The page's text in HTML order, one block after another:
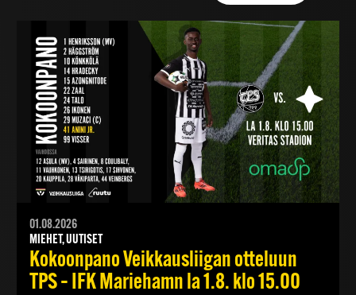
01.08.2026
MIEHET, UUTISET
Kokoonpano Veikkausliigan otteluun
TPS – IFK Mariehamn la 1.8. klo 15.00